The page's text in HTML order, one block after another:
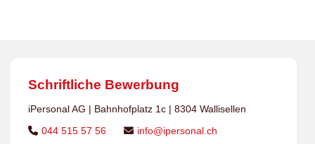
Schriftliche Bewerbung
iPersonal AG | Bahnhofplatz 1c | 8304 Wallisellen
044 515 57 56
info@ipersonal.ch